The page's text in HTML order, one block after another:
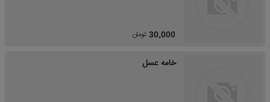
30,000 تومان
خامه عسل